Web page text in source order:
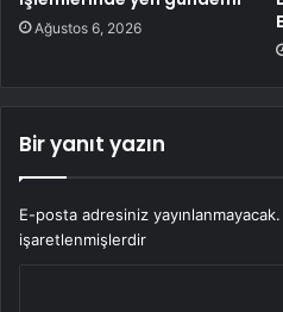
Ağustos 6, 2026
Bir yanıt yazın
E-posta adresiniz yayınlanmayacak.
işaretlenmişlerdir